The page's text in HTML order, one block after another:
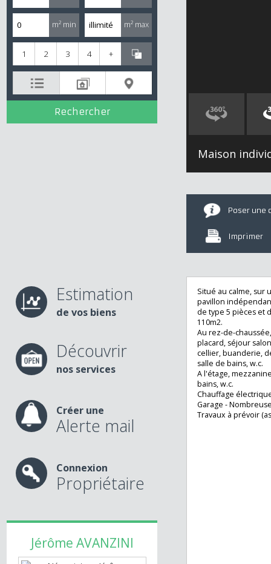
€ min € max
m² min m² max
1 2 3 4 +
de vos biens
nos services
Alerte mail
Propriétaire
Poser
Situé au calme,
pavillon
de type 5
110m2.
Au rez-de-
placard, séjour
cellier,
salle de bains,
A l'étage,
bains, w.c.